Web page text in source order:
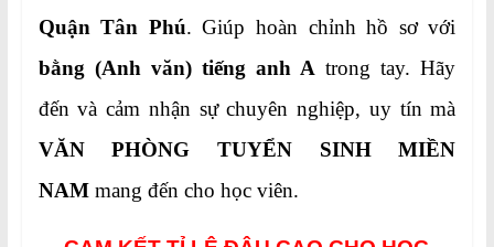
Quận Tân Phú. Giúp hoàn chỉnh hồ sơ với
bằng (Anh văn) tiếng anh A trong tay. Hãy
đến và cảm nhận sự chuyên nghiệp, uy tín mà
VĂN PHÒNG TUYỂN SINH MIỀN
NAMmang đến cho học viên.